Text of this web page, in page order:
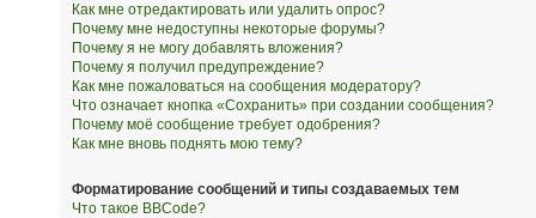
Как мне отредактировать или удалить опрос?
Почему мне недоступны некоторые форумы?
Почему я не могу добавлять вложения?
Почему я получил предупреждение?
Как мне пожаловаться на сообщения модератору?
Что означает кнопка «Сохранить» при создании сообщения?
Почему моё сообщение требует одобрения?
Как мне вновь поднять мою тему?
Форматирование сообщений и типы создаваемых тем
Что такое BBCode?